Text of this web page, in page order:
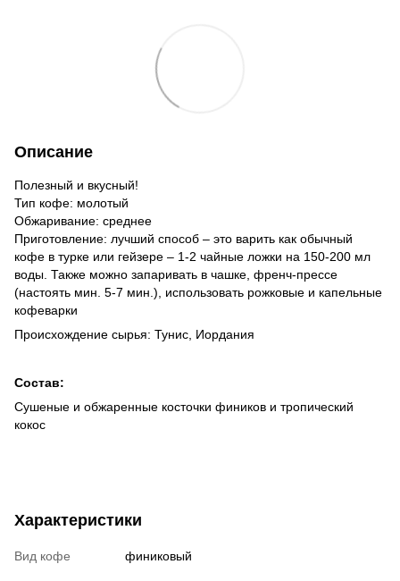
Описание
Полезный и вкусный!
Тип кофе: молотый
Обжаривание: среднее
Приготовление: лучший способ – это варить как обычный
кофе в турке или гейзере – 1-2 чайные ложки на 150-200 мл
воды. Также можно запаривать в чашке, френч-прессе
(настоять мин. 5-7 мин.), использовать рожковые и капельные
кофеварки
Происхождение сырья: Тунис, Иордания
Состав:
Сушеные и обжаренные косточки фиников и тропический
кокос
Характеристики
Вид кофе финиковый